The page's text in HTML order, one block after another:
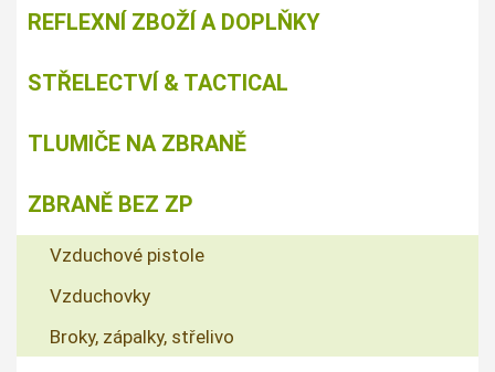
REFLEXNÍ ZBOŽÍ A DOPLŇKY
STŘELECTVÍ & TACTICAL
TLUMIČE NA ZBRANĚ
ZBRANĚ BEZ ZP
Vzduchové pistole
Vzduchovky
Broky, zápalky, střelivo